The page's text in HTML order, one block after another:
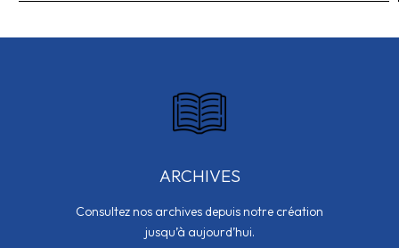
ARCHIVES
Consultez nos archives depuis notre création
jusqu’à aujourd’hui.